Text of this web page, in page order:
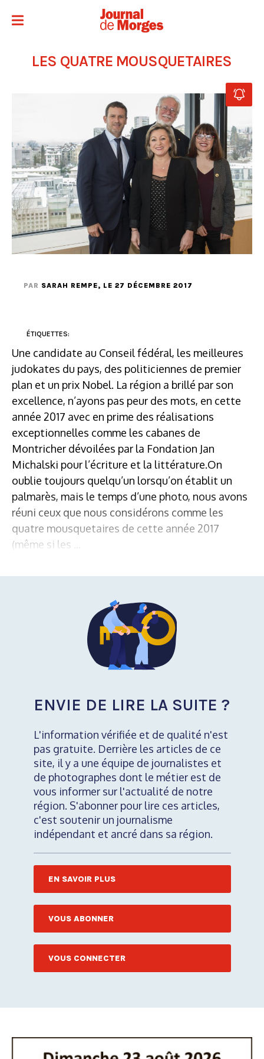
LES QUATRE MOUSQUETAIRES
PAR SARAH REMPE, LE 27 DÉCEMBRE 2017
ÉTIQUETTES:
Une candidate au Conseil fédéral, les meilleures
judokates du pays, des politiciennes de premier
plan et un prix Nobel. La région a brillé par son
excellence, n’ayons pas peur des mots, en cette
année 2017 avec en prime des réalisations
exceptionnelles comme les cabanes de
Montricher dévoilées par la Fondation Jan
Michalski pour l’écriture et la littérature.On
oublie toujours quelqu’un lorsqu’on établit un
palmarès, mais le temps d’une photo, nous avons
réuni ceux que nous considérons comme les
quatre mousquetaires de cette année 2017
(même si les ...
ENVIE DE LIRE LA SUITE ?
L'information vérifiée et de qualité n'est
pas gratuite. Derrière les articles de ce
site, il y a une équipe de journalistes et
de photographes dont le métier est de
vous informer sur l'actualité de notre
région. S'abonner pour lire ces articles,
c'est soutenir un journalisme
indépendant et ancré dans sa région.
EN SAVOIR PLUS
VOUS ABONNER
VOUS CONNECTER